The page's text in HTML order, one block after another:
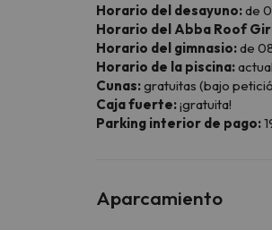
Horario del desayuno:de
Horario del Abba Roof
Horario del gimnasio:de
Horario de la piscina:
Cunas:gratuitas (bajo
Caja fuerte:¡gratuita!
Parking interior de pago:
Aparcamiento